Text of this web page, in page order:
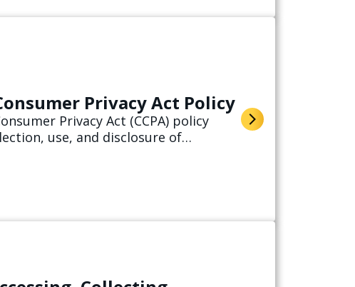
Privacy Act Policy
Privacy Act (CCPA) policy
use, and disclosure of